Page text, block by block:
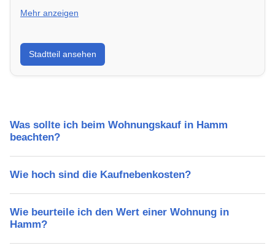
Mehr anzeigen
Erfahre mehr über deinen Stadtteil in Hamm:
Lebensqualität, Verkehrsanbindung, Schulen,
Freizeitmöglichkeiten und Mietpreise.
Stadtteil ansehen
Was sollte ich beim Wohnungskauf in Hamm
beachten?
Wie hoch sind die Kaufnebenkosten?
Wie beurteile ich den Wert einer Wohnung in
Hamm?